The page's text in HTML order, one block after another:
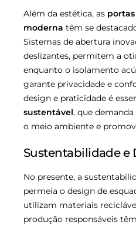
Além da estética, as
moderna têm se
Sistemas de abertura
deslizantes, permitem a
enquanto o isolamento
garante privacidade e
design e praticidade é
sustentável, que
o meio ambiente e
Sustentabilidade e
No presente, a
permeia o design de
utilizam materiais
produção responsáveis